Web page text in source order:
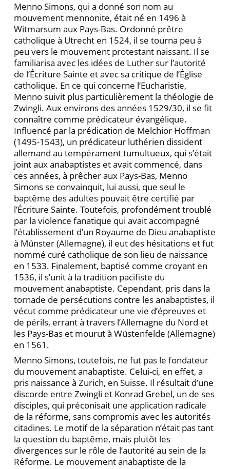
Menno Simons, qui a donné son nom au
mouvement mennonite, était né en 1496 à
Witmarsum aux Pays-Bas. Ordonné prêtre
catholique à Utrecht en 1524, il se tourna peu à
peu vers le mouvement protestant naissant. Il se
familiarisa avec les idées de Luther sur l’autorité
de l’Écriture Sainte et avec sa critique de l’Église
catholique. En ce qui concerne l’Eucharistie,
Menno suivit plus particulièrement la théologie de
Zwingli. Aux environs des années 1529/30, il se fit
connaître comme prédicateur évangélique.
Influencé par la prédication de Melchior Hoffman
(1495-1543), un prédicateur luthérien dissident
allemand au tempérament tumultueux, qui s’était
joint aux anabaptistes et avait commencé, dans
ces années, à prêcher aux Pays-Bas, Menno
Simons se convainquit, lui aussi, que seul le
baptême des adultes pouvait être certifié par
l’Écriture Sainte. Toutefois, profondément troublé
par la violence fanatique qui avait accompagné
l’établissement d’un Royaume de Dieu anabaptiste
à Münster (Allemagne), il eut des hésitations et fut
nommé curé catholique de son lieu de naissance
en 1533. Finalement, baptisé comme croyant en
1536, il s’unit à la tradition pacifiste du
mouvement anabaptiste. Cependant, pris dans la
tornade de persécutions contre les anabaptistes, il
vécut comme prédicateur une vie d’épreuves et
de périls, errant à travers l’Allemagne du Nord et
les Pays-Bas et mourut à Wüstenfelde (Allemagne)
en 1561.
Menno Simons, toutefois, ne fut pas le fondateur
du mouvement anabaptiste. Celui-ci, en effet, a
pris naissance à Zurich, en Suisse. Il résultait d’une
discorde entre Zwingli et Konrad Grebel, un de ses
disciples, qui préconisait une application radicale
de la réforme, sans compromis avec les autorités
citadines. Le motif de la séparation n’était pas tant
la question du baptême, mais plutôt les
divergences sur le rôle de l’autorité au sein de la
Réforme. Le mouvement anabaptiste de la